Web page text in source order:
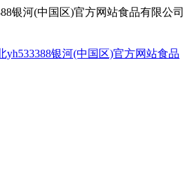
银河(中国区)官方网站食品有限公司